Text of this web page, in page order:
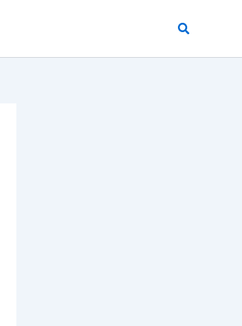
Buscar